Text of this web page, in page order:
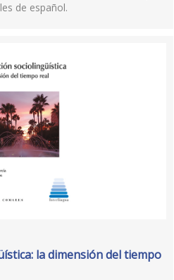
de español.
la dimensión del tiempo